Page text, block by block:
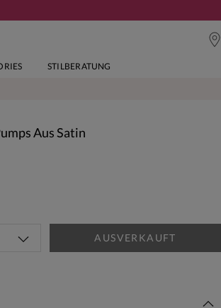
STILBERATUNG
Aus Satin
AUSVERKAUFT